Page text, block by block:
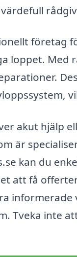
företag
loppet. Med
akut hjälp
är
kan du
att få
Tveka inte